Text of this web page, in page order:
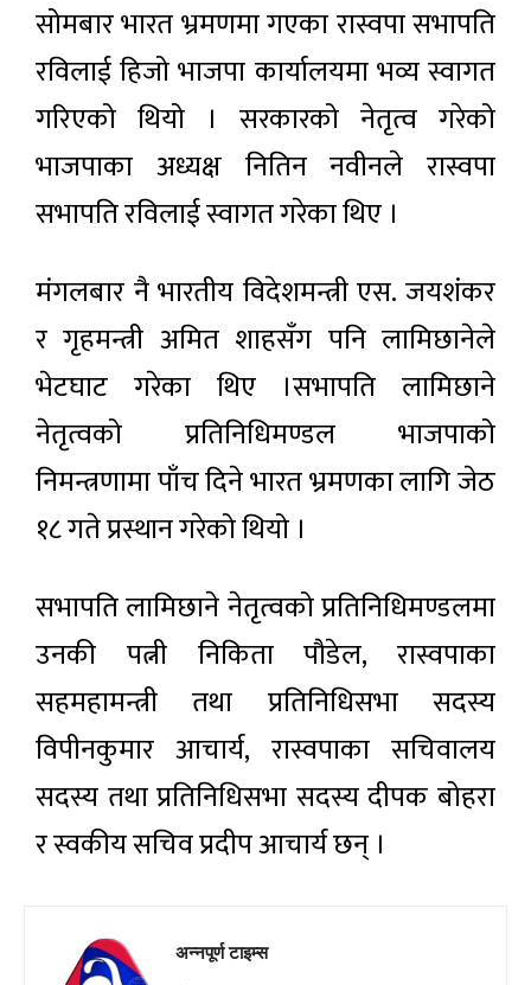
सोमबार भारत भ्रमणमा गएका रास्वपा सभापति
रविलाई हिजो भाजपा कार्यालयमा भव्य स्वागत
गरिएको थियो । सरकारको नेतृत्व गरेको
भाजपाका अध्यक्ष नितिन नवीनले रास्वपा
सभापति रविलाई स्वागत गरेका थिए ।
मंगलबार नै भारतीय विदेशमन्त्री एस. जयशंकर
र गृहमन्त्री अमित शाहसँग पनि लामिछानेले
भेटघाट गरेका थिए ।सभापति लामिछाने
नेतृत्वको प्रतिनिधिमण्डल भाजपाको
निमन्त्रणामा पाँच दिने भारत भ्रमणका लागि जेठ
१८ गते प्रस्थान गरेको थियो ।
सभापति लामिछाने नेतृत्वको प्रतिनिधिमण्डलमा
उनकी पत्नी निकिता पौडेल, रास्वपाका
सहमहामन्त्री तथा प्रतिनिधिसभा सदस्य
विपीनकुमार आचार्य, रास्वपाका सचिवालय
सदस्य तथा प्रतिनिधिसभा सदस्य दीपक बोहरा
र स्वकीय सचिव प्रदीप आचार्य छन् ।
अन्नपूर्ण टाइम्स